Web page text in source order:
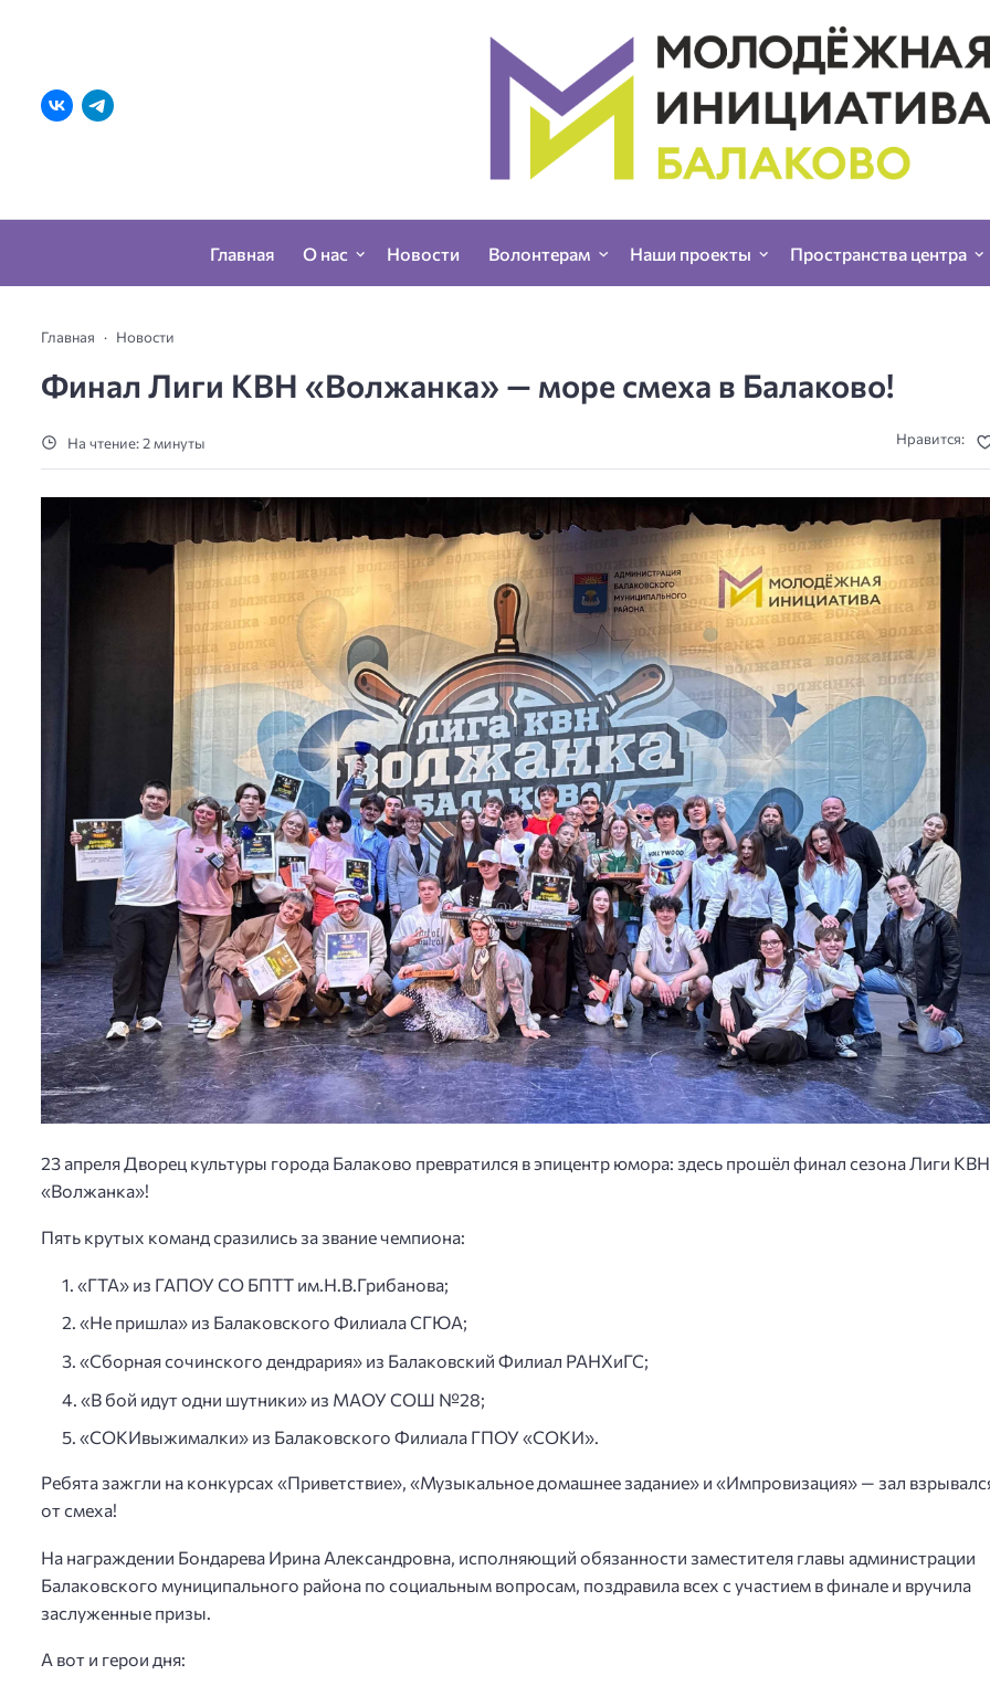
Главная О нас Новости Волонтерам Наши проекты Пространства центра
Главная Новости
Финал Лиги КВН «Волжанка» — море смеха в Балаково!
На чтение: 2 минуты Нравится:
23 апреля Дворец культуры города Балаково превратился в эпицентр юмора: здесь прошёл финал сезона Лиги КВН
«Волжанка»!
Пять крутых команд сразились за звание чемпиона:
«ГТА» из ГАПОУ СО БПТТ им.Н.В.Грибанова;
«Не пришла» из Балаковского Филиала СГЮА;
«Сборная сочинского дендрария» из Балаковский Филиал РАНХиГС;
«В бой идут одни шутники» из МАОУ СОШ №28;
«СОКИвыжималки» из Балаковского Филиала ГПОУ «СОКИ».
Ребята зажгли на конкурсах «Приветствие», «Музыкальное домашнее задание» и «Импровизация» — зал
от смеха!
На награждении Бондарева Ирина Александровна, исполняющий обязанности заместителя главы администрации
Балаковского муниципального района по социальным вопросам, поздравила всех с участием в финале и вручила
заслуженные призы.
А вот и герои дня: